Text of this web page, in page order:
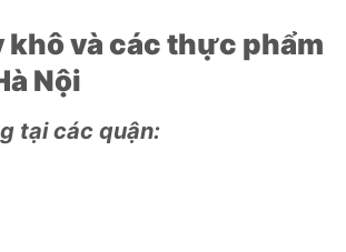
khô và các thực phẩm
Nội
tại các quận: